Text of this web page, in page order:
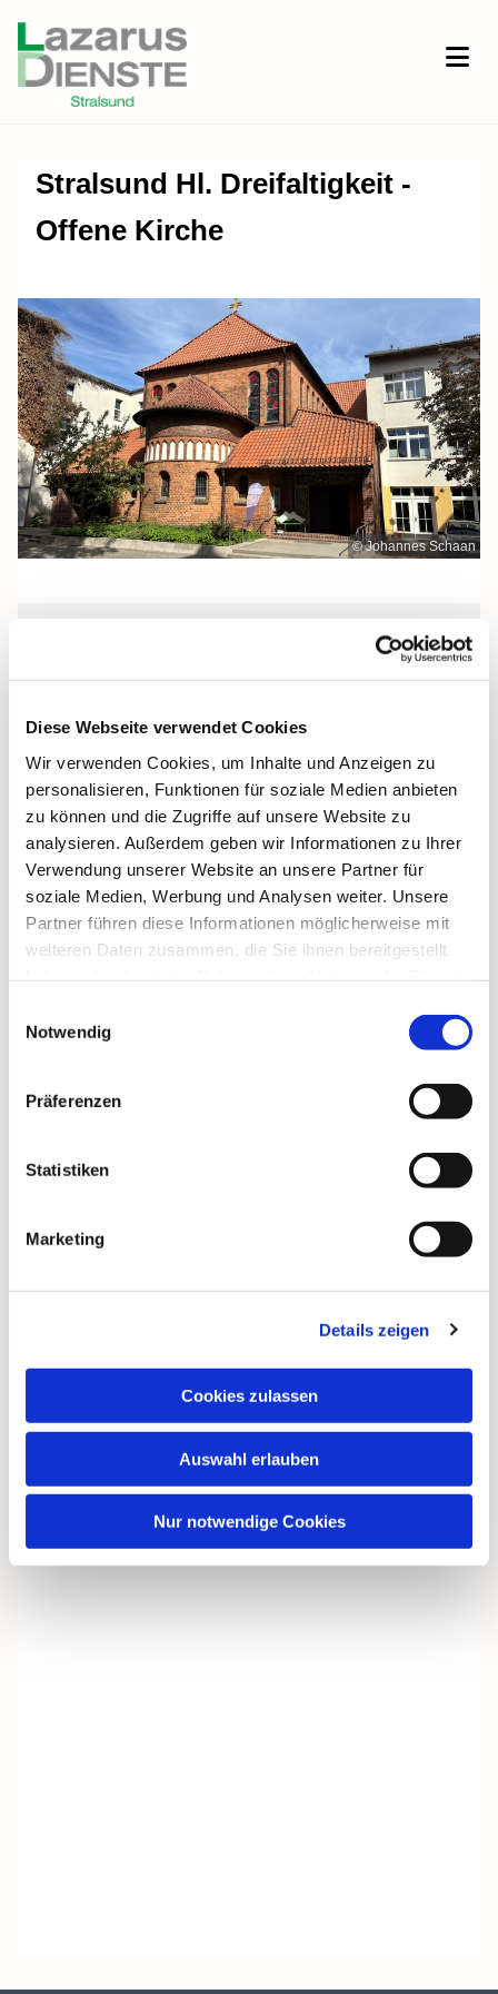
Diese Webseite verwendet Cookies
Wir verwenden Cookies, um Inhalte und Anzeigen zu
personalisieren, Funktionen für soziale Medien anbieten
zu können und die Zugriffe auf unsere Website zu
analysieren. Außerdem geben wir Informationen zu Ihrer
Verwendung unserer Website an unsere Partner für
soziale Medien, Werbung und Analysen weiter. Unsere
Partner führen diese Informationen möglicherweise mit
weiteren Daten zusammen, die Sie ihnen bereitgestellt
Notwendig
Präferenzen
Statistiken
Marketing
Details zeigen
Cookies zulassen
Auswahl erlauben
Nur notwendige Cookies
Stralsund Hl. Dreifaltigkeit -
Offene Kirche
© Johannes Schaan
Donnerstag, 3. September 2026, 12:00
Heilige Dreifaltigkeit, Stralsund,
Frankenwall 7, 18439 Stralsund
interessieren